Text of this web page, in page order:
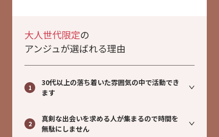
大人世代限定の
アンジュが選ばれる理由
1
30代以上の落ち着いた雰囲気の中で活動でき
ます
2
真剣な出会いを求める人が集まるので時間を
無駄にしません